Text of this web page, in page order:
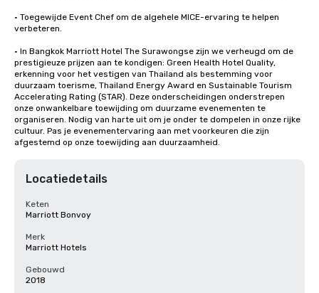
• Toegewijde Event Chef om de algehele MICE-ervaring te helpen
verbeteren.
• In Bangkok Marriott Hotel The Surawongse zijn we verheugd om de
prestigieuze prijzen aan te kondigen: Green Health Hotel Quality,
erkenning voor het vestigen van Thailand als bestemming voor
duurzaam toerisme, Thailand Energy Award en Sustainable Tourism
Accelerating Rating (STAR). Deze onderscheidingen onderstrepen
onze onwankelbare toewijding om duurzame evenementen te
organiseren. Nodig van harte uit om je onder te dompelen in onze rijke
cultuur. Pas je evenementervaring aan met voorkeuren die zijn
afgestemd op onze toewijding aan duurzaamheid.
Locatiedetails
Keten
Marriott Bonvoy
Merk
Marriott Hotels
Gebouwd
2018